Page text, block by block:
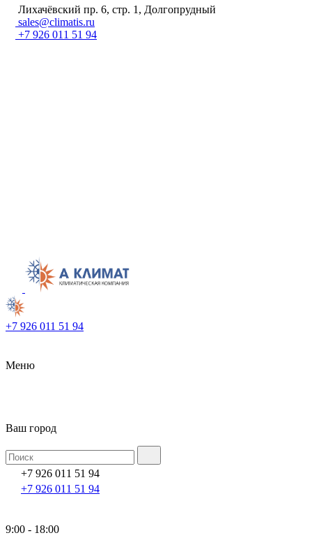
Лихачёвский пр. 6, стр. 1, Долгопрудный
sales@climatis.ru
+7 926 011 51 94
+7 926 011 51 94
Меню
Ваш город
+7 926 011 51 94
+7 926 011 51 94
9:00 - 18:00